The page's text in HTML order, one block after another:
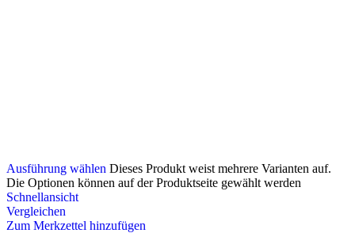
Ausführung wählen Dieses Produkt weist mehrere Varianten auf.
Die Optionen können auf der Produktseite gewählt werden
Schnellansicht
Vergleichen
Zum Merkzettel hinzufügen